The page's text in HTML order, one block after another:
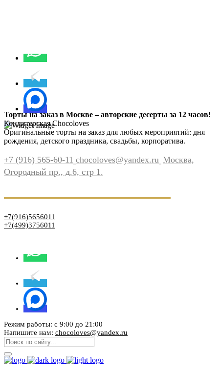
Торты на заказ в Москве – авторские десерты за 12 часов!
Кондитерская Chocoloves
Оригинальные торты на заказ для любых мероприятий: дня
рождения, детского праздника, свадьбы, корпоратива.
+7 (916) 565-60-11 chocoloves@yandex.ru Москва,
Огородный пр., д.6, стр 1.
+7(916)5656011
+7(499)3756011
Режим работы: с 9:00 до 21:00
Напишите нам: chocoloves@yandex.ru